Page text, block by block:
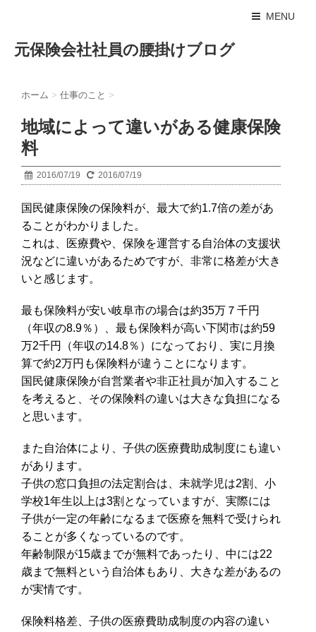
MENU
元保険会社社員の腰掛けブログ
ホーム > 仕事のこと >
地域によって違いがある健康保険
料
2016/07/19 2016/07/19
国民健康保険の保険料が、最大で約1.7倍の差があ
ることがわかりました。
これは、医療費や、保険を運営する自治体の支援状
況などに違いがあるためですが、非常に格差が大き
いと感じます。
最も保険料が安い岐阜市の場合は約35万７千円
（年収の8.9％）、最も保険料が高い下関市は約59
万2千円（年収の14.8％）になっており、実に月換
算で約2万円も保険料が違うことになります。
国民健康保険が自営業者や非正社員が加入すること
を考えると、その保険料の違いは大きな負担になる
と思います。
また自治体により、子供の医療費助成制度にも違い
があります。
子供の窓口負担の法定割合は、未就学児は2割、小
学校1年生以上は3割となっていますが、実際には
子供が一定の年齢になるまで医療を無料で受けられ
ることが多くなっているのです。
年齢制限が15歳までが無料であったり、中には22
歳まで無料という自治体もあり、大きな差があるの
が実情です。
保険料格差、子供の医療費助成制度の内容の違い